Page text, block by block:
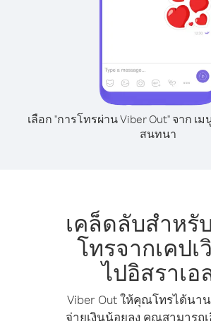
เลือก "การโทรผ่าน Viber Out" จาก เ
สนทนา
เคล็ดลับสำหรั
โทรจากเคปเ
ไปอิสราเอ
Viber Out ให้คุณโทรได้นา
จ่ายเงินน้อยลง คุณสามารถ